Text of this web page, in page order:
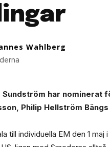
Wahlberg
har nominerat
Philip Hellström
till individuella EM den 1